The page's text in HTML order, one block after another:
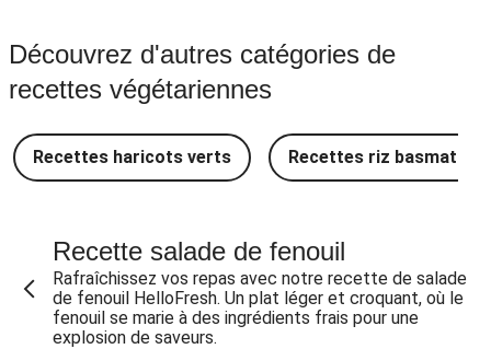
Découvrez d'autres catégories de
recettes végétariennes
Recettes haricots verts Recettes riz basmati
Recette salade de fenouil
Rafraîchissez vos repas avec notre recette de salade
de fenouil HelloFresh. Un plat léger et croquant, où le
fenouil se marie à des ingrédients frais pour une
explosion de saveurs.